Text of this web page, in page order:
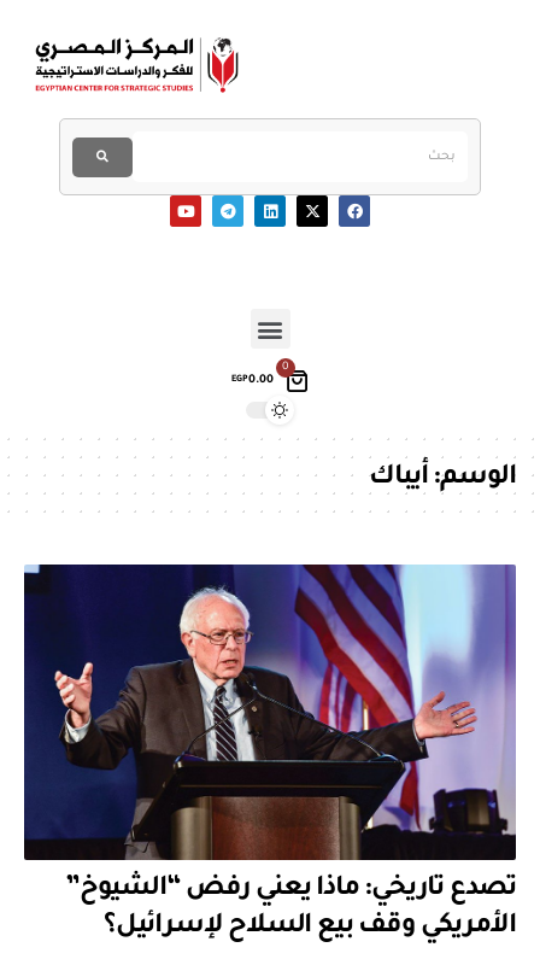
0
EGP0.00
الوسم:أيباك
تصدع تاريخي: ماذا يعني رفض “الشيوخ”
الأمريكي وقف بيع السلاح لإسرائيل؟